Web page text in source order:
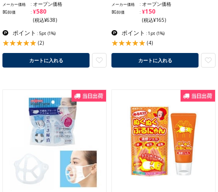
メーカー価格 オープン価格
BG卸価 ¥580
(税込¥638)
ポイント : 5pt (1%)
(2)
カートに入れる
メーカー価格 オープン価格
BG卸価 ¥150
(税込¥165)
ポイント : 1pt (1%)
(4)
カートに入れる